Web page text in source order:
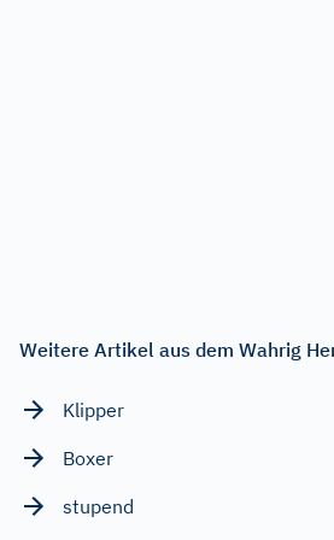
Weitere Artikel aus dem Wahrig
Klipper
Boxer
stupend